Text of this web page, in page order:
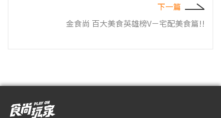
下一篇
金食尚 百大美食英雄榜V－宅配美食篇!!